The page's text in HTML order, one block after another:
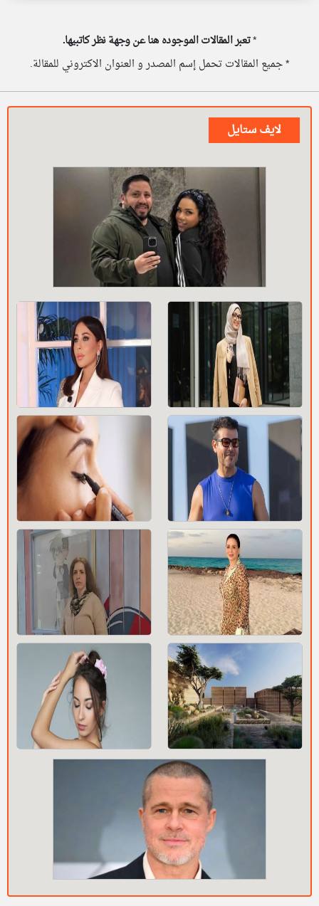
*تعبر المقالات الموجوده هنا عن وجهة نظر كاتبيها.
* جميع المقالات تحمل إسم المصدر و العنوان الاكتروني للمقالة.
لايف ستايل